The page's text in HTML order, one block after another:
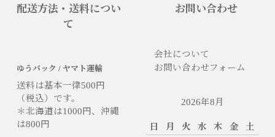
配送方法・送料につい
て
ゆうパック / ヤマト運輸
送料は基本一律500円
（税込）です。
＊北海道は1000円、沖縄
は800円
お問い合わせ
会社について
お問い合わせフォーム
2026年8月
日 月 火 水 木 金
土